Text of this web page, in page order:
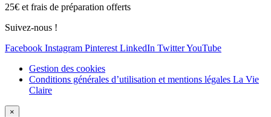
25€ et frais de préparation offerts
Suivez-nous !
Facebook Instagram Pinterest LinkedIn TwitterYouTube
Gestion des cookies
Conditions générales d’utilisation et mentions légales La Vie
Claire
×